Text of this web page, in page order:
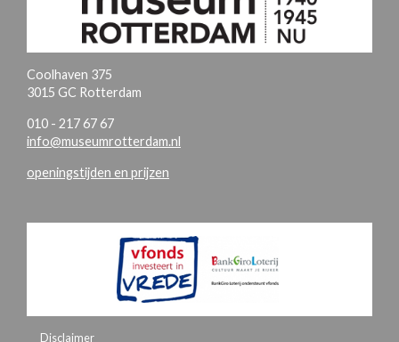
Coolhaven 375
3015 GC Rotterdam
010 - 217 67 67
info@museumrotterdam.nl
openingstijden en prijzen
Disclaimer